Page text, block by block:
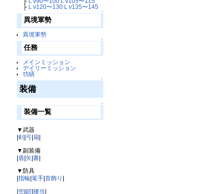
├Ｌv120〜130Ｌv135〜145
↑
異境軍勢
異境軍勢
↑
任務
メインミッション
デイリーミッション
功績
↑
装備
↑
装備一覧
▼武器
剣 弓 扇
▼副装備
| 盾|矢|書|
▼防具
指輪| 篭手| 首飾り
兜| 鎧| 腰当